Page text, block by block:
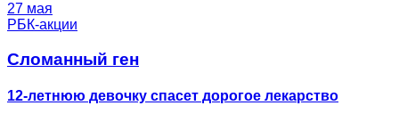
27 мая
РБК-акции
Сломанный ген
12-летнюю девочку спасет дорогое лекарство